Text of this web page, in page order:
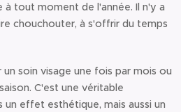
à tout moment de l'année. Il n'y a
chouchouter, à s'offrir du temps
soin visage une fois par mois ou
C'est une véritable
un effet esthétique, mais aussi un